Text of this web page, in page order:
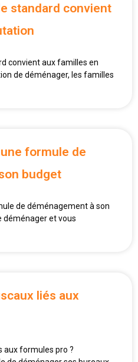
standard convient
convient aux familles en
de déménager, les familles
formule de
budget
de déménagement à son
déménager et vous
liés aux
aux formules pro ?